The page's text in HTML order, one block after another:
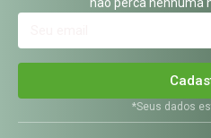
não perca nenhuma
*Seus dados